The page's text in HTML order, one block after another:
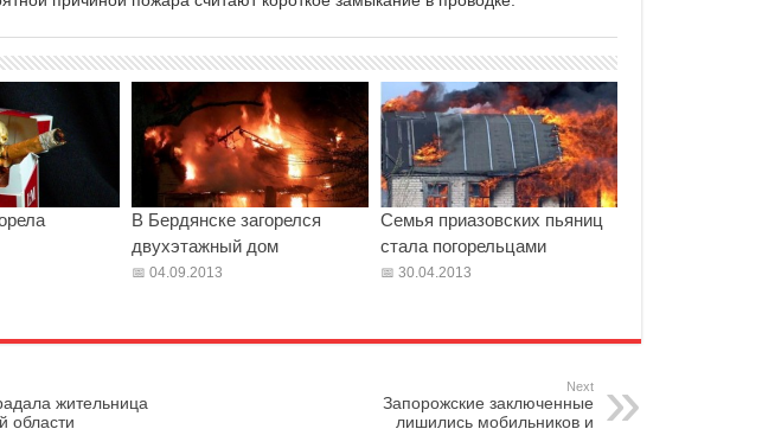
В Бердянске загорелся
двухэтажный дом
04.09.2013
Семья приазовских пьяниц
стала погорельцами
30.04.2013
жительница
области
Next
Запорожские заключенные
лишились мобильников и